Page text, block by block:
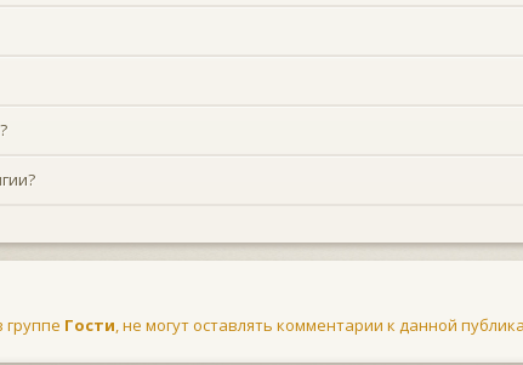
группе Гости, не могут оставлять комментарии к данной